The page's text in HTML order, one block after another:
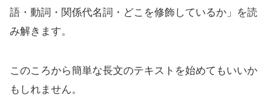
語・動詞・関係代名詞・どこを修飾しているか」を読
み解きます。
このころから簡単な長文のテキストを始めてもいいか
もしれません。